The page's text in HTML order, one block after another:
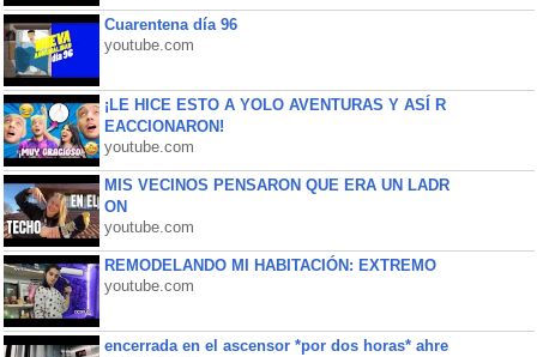
Cuarentena día 96
youtube.com
¡LE HICE ESTO A YOLO AVENTURAS Y ASÍ R
EACCIONARON!
youtube.com
MIS VECINOS PENSARON QUE ERA UN LADR
ON
youtube.com
REMODELANDO MI HABITACIÓN: EXTREMO
youtube.com
encerrada en el ascensor *por dos horas* ahre